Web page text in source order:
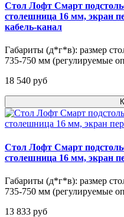
Стол Лофт Смарт
столешница 16 мм, экран
кабель-канал
Габариты (д*г*в): размер
735-750 мм (регулируемые
18 540 pуб
Стол Лофт Смарт
столешница 16 мм, экран
Габариты (д*г*в): размер
735-750 мм (регулируемые
13 833 pуб